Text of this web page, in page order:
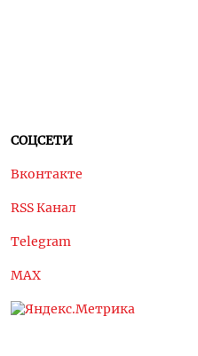
СОЦСЕТИ
Вконтакте
RSS Канал
Telegram
MAX